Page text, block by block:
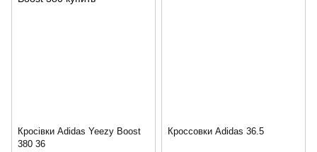
Кросівки Adidas Yeezy Boost
380 36
Кроссовки Adidas 36.5